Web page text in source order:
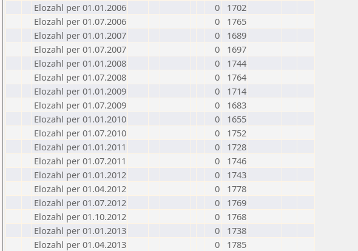
Elozahl per 01.01.2006
0
1702
Elozahl per 01.07.2006
0
1765
Elozahl per 01.01.2007
0
1689
Elozahl per 01.07.2007
0
1697
Elozahl per 01.01.2008
0
1744
Elozahl per 01.07.2008
0
1764
Elozahl per 01.01.2009
0
1714
Elozahl per 01.07.2009
0
1683
Elozahl per 01.01.2010
0
1655
Elozahl per 01.07.2010
0
1752
Elozahl per 01.01.2011
0
1728
Elozahl per 01.07.2011
0
1746
Elozahl per 01.01.2012
0
1743
Elozahl per 01.04.2012
0
1778
Elozahl per 01.07.2012
0
1769
Elozahl per 01.10.2012
0
1768
Elozahl per 01.01.2013
0
1738
Elozahl per 01.04.2013
0
1785